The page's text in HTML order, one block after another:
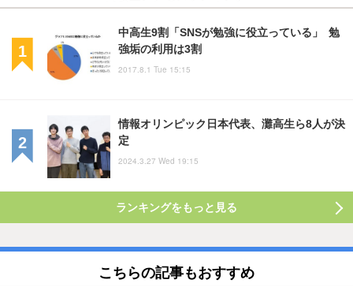
中高生9割「SNSが勉強に役立っている」 勉
強垢の利用は3割
2017.8.1 Tue 15:15
情報オリンピック日本代表、灘高生ら8人が決
定
2024.3.27 Wed 19:15
ランキングをもっと見る
こちらの記事もおすすめ